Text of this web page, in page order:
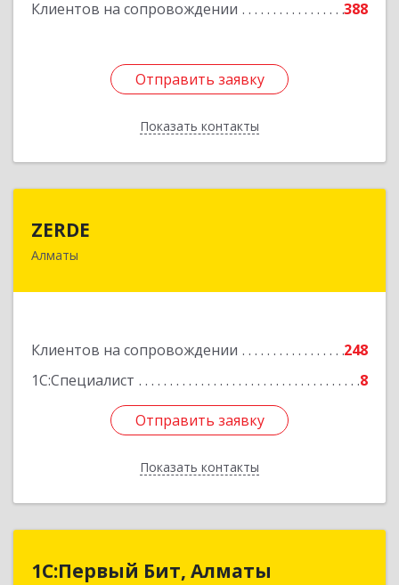
Клиентов на сопровождении 388
Отправить заявку
Показать контакты
Отправить заявку
Назад
ZERDE
Алматы
Клиентов на сопровождении
248
1С:Специалист
8
Отправить заявку
Показать контакты
050026, Республика Казахстан, г. Алматы, ул.
Отправить заявку
Назад
1С:Первый Бит, Алматы
1С:Первый Бит, Алматы